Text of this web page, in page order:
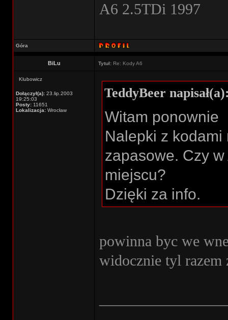
A6 2.5TDi 1997
Góra
BiLu Tytuł: Re: Kody A6
Klubowicz
Dołączył(a): 23.lip.2003
19:25:03
Posty: 11651
Lokalizacja: Wrocław
TeddyBeer
Witam ponownie
Nalepki z kodami
zapasowe. Czy
miejscu?
Dzięki za info.
powinna byc we
widocznie tyl